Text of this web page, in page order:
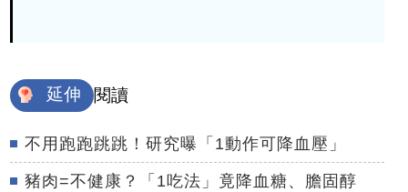
延伸 閱讀
不用跑跑跳跳！研究曝「1動作可降血壓」
豬肉=不健康？「1吃法」竟降血糖、膽固醇